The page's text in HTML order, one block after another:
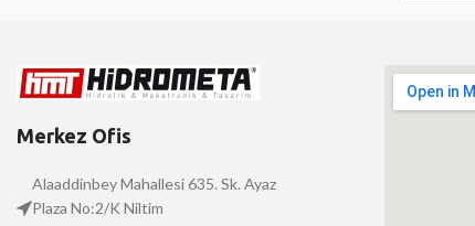
Merkez Ofis
Alaaddinbey Mahallesi 635. Sk. Ayaz
Plaza No:2/K Niltim